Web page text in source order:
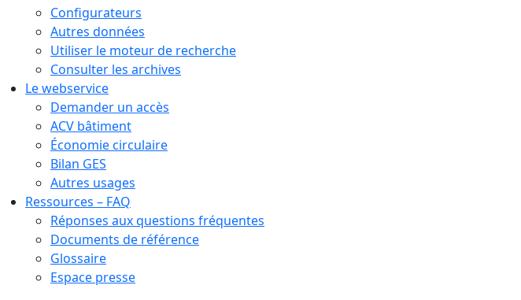
Configurateurs
Autres données
Utiliser le moteur de recherche
Consulter les archives
Le webservice
Demander un accès
ACV bâtiment
Économie circulaire
Bilan GES
Autres usages
Ressources – FAQ
Réponses aux questions fréquentes
Documents de référence
Glossaire
Espace presse